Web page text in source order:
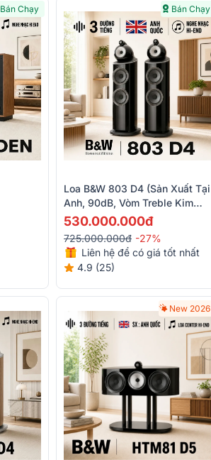
Bán Chạy Bán Chạy
Loa B&W 803 D4 (Sản Xuất Tại
Anh, 90dB, Vòm Treble Kim
Cương)
530.000.000đ
725.000.000đ -27%
Liên hệ để có giá tốt nhất
4.9 (25)
New 2026